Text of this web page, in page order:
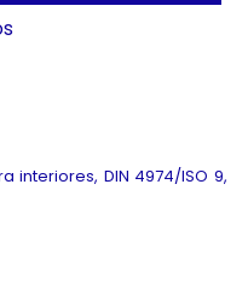
interiores, DIN 4974/ISO 9,